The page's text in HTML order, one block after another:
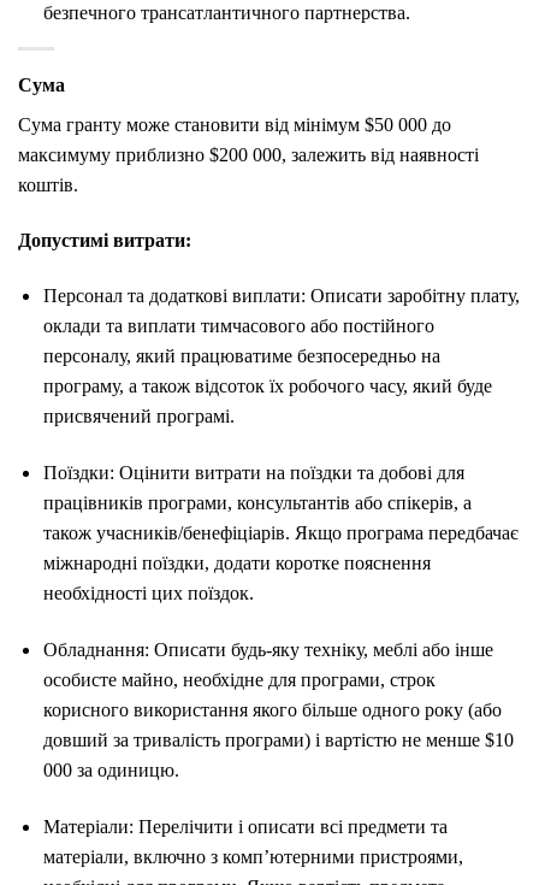
безпечного трансатлантичного партнерства.
Сума
Сума гранту може становити від мінімум $50 000 до
максимуму приблизно $200 000, залежить від наявності
коштів.
Допустимі витрати:
Персонал та додаткові виплати: Описати заробітну плату,
оклади та виплати тимчасового або постійного
персоналу, який працюватиме безпосередньо на
програму, а також відсоток їх робочого часу, який буде
присвячений програмі.
Поїздки: Оцінити витрати на поїздки та добові для
працівників програми, консультантів або спікерів, а
також учасників/бенефіціарів. Якщо програма передбачає
міжнародні поїздки, додати коротке пояснення
необхідності цих поїздок.
Обладнання: Описати будь-яку техніку, меблі або інше
особисте майно, необхідне для програми, строк
корисного використання якого більше одного року (або
довший за тривалість програми) і вартістю не менше $10
000 за одиницю.
Матеріали: Перелічити і описати всі предмети та
матеріали, включно з комп’ютерними пристроями,